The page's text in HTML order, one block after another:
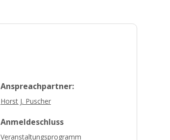
Anspreachpartner:
Horst J. Puscher
Anmeldeschluss
Veranstaltungsprogramm